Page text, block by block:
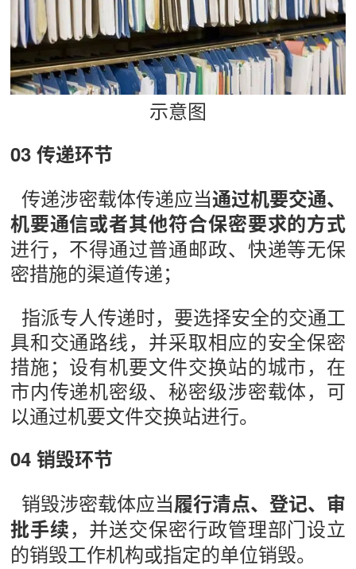
示意图
03 传递环节
传递涉密载体传递应当通过机要交通、
机要通信或者其他符合保密要求的方式
进行，不得通过普通邮政、快递等无保
密措施的渠道传递；
指派专人传递时，要选择安全的交通工
具和交通路线，并采取相应的安全保密
措施；设有机要文件交换站的城市，在
市内传递机密级、秘密级涉密载体，可
以通过机要文件交换站进行。
04 销毁环节
销毁涉密载体应当履行清点、登记、审
批手续，并送交保密行政管理部门设立
的销毁工作机构或指定的单位销毁。